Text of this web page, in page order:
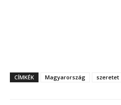
CÍMKÉK Magyarország szeretet